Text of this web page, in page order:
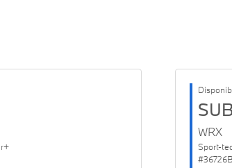
WRX
Sport-
#36726B